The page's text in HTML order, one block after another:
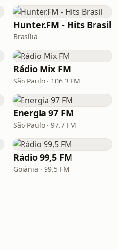
Hunter.FM - Hits Brasil
Brasília
Rádio Mix FM
São Paulo · 106.3 FM
Energia 97 FM
São Paulo · 97.7 FM
Rádio 99,5 FM
Goiânia · 99.5 FM